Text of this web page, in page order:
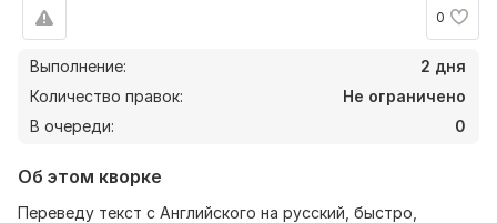
0
Выполнение:
2 дня
Количество правок:
Не ограничено
В очереди:
0
Об этом кворке
Переведу текст с Английского на русский, быстро,